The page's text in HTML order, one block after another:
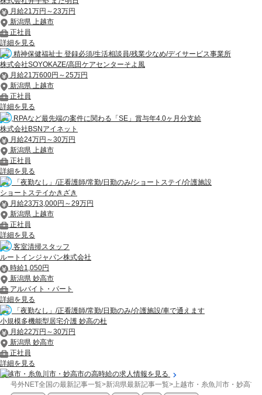
月給21万円～23万円
新潟県 上越市
正社員
詳細を見る
精神保健福祉士 登録必須/生活相談員/残業少なめ/デイサービス事業所
株式会社SOYOKAZE/高田ケアセンターそよ風
月給21万600円～25万円
新潟県 上越市
正社員
詳細を見る
RPAなど最先端の案件に関わる「SE」賞与年4.0ヶ月分支給
株式会社BSNアイネット
月給24万円～30万円
新潟県 上越市
正社員
詳細を見る
「夜勤なし」/正看護師/常勤/日勤のみ/ショートステイ/介護施設
ショートステイかきざき
月給23万3,000円～29万円
新潟県 上越市
正社員
詳細を見る
客室清掃スタッフ
ルートインジャパン株式会社
時給1,050円
新潟県 妙高市
アルバイト・パート
詳細を見る
「夜勤なし」/正看護師/常勤/日勤のみ/介護施設/車で通えます
小規模多機能型居宅介護 妙高の杜
月給22万円～30万円
新潟県 妙高市
正社員
詳細を見る
上越市・糸魚川市・妙高市の高時給の求人情報を見る
号外NET全国の最新記事一覧>新潟県最新記事一覧>上越市・糸魚川市・妙高市